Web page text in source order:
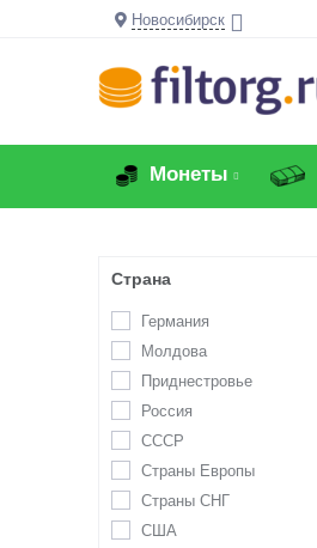
Новосибирск
Монеты
Страна
Германия
Молдова
Приднестровье
Россия
СССР
Страны Европы
Страны СНГ
США